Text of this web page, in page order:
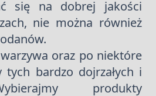
się na dobrej jakości
nie można również
oraz po niektóre
tych bardzo dojrzałych i
produkty